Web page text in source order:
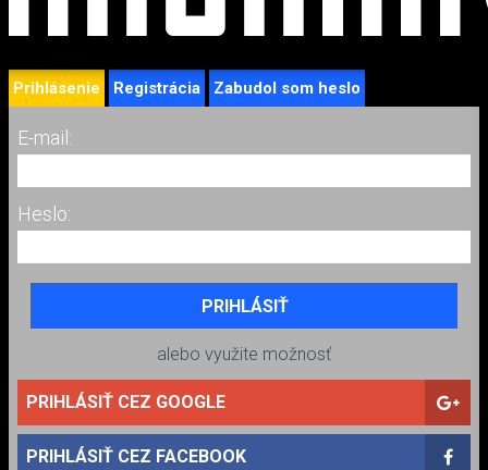
Prihlásenie Registrácia Zabudol som heslo
E-mail:
Heslo:
alebo využite možnosť
PRIHLÁSIŤ CEZ GOOGLE
PRIHLÁSIŤ CEZ FACEBOOK